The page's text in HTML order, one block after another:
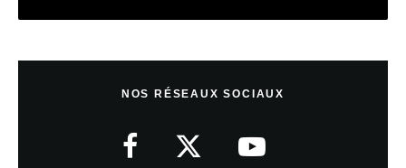
NOS RÉSEAUX SOCIAUX